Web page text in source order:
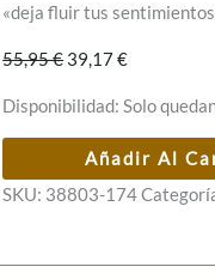
«deja fluir tus
55,95€ El
original
era:
55,95 €.
39,17€El
actual
es:
39,17 €.
Disponibilidad: Solo
Anekke
Peace
Love
Añadir Al
SKU: 38803-174